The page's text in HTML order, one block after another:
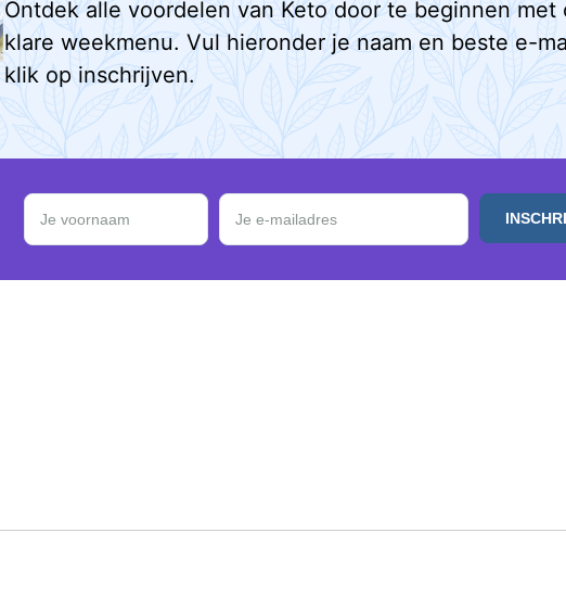
Ontdek alle voordelen van Keto door te beginnen
klare weekmenu. Vul hieronder je naam en beste e-
klik op inschrijven.
Schrijf je in en ontvang een GRATIS Keto Weekmenu.
Je voornaam Je e-mailadres